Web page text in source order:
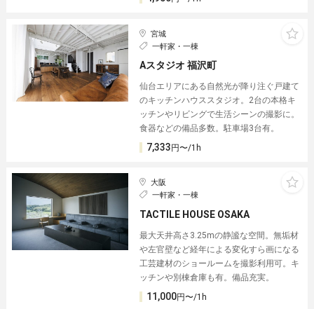
宮城
一軒家・一棟
Aスタジオ 福沢町
仙台エリアにある自然光が降り注ぐ戸建て
のキッチンハウススタジオ。2台の本格キ
ッチンやリビングで生活シーンの撮影に。
食器などの備品多数。駐車場3台有。
7,333円〜/1h
大阪
一軒家・一棟
TACTILE HOUSE OSAKA
最大天井高さ3.25mの静謐な空間。無垢材
や左官壁など経年による変化すら画になる
工芸建材のショールームを撮影利用可。キ
ッチンや別棟倉庫も有。備品充実。
11,000円〜/1h